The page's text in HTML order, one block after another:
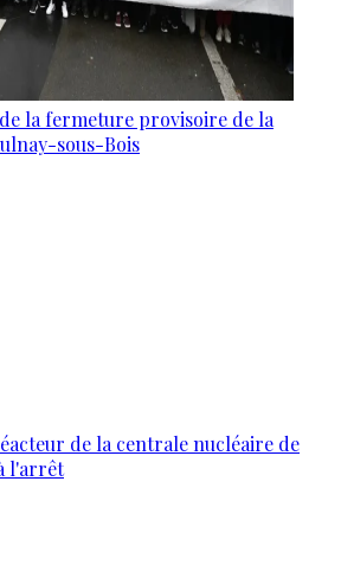
la fermeture provisoire de la
sous-Bois
de la centrale nucléaire de
l'arrêt